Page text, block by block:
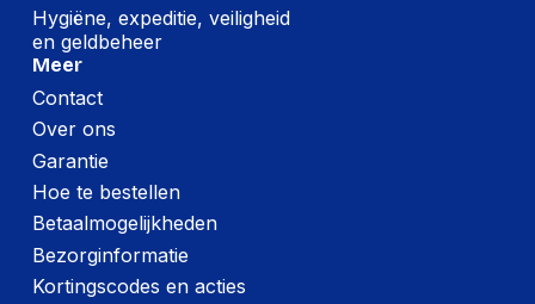
Grafisch
On-board graphics
adapter model
Grafische adapter-
familie
Ingebouwde
grafische adapter
Hygiëne, expeditie, veiligheid
en geldbeheer
Meer
Contact
Over ons
Garantie
Hoe te bestellen
Betaalmogelijkheden
Bezorginformatie
Kortingscodes en acties